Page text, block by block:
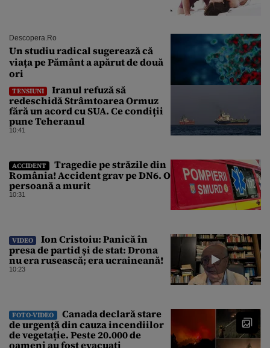
Descopera.ro
Un studiu radical sugerează că
viața pe Pământ a apărut de două
ori
TENSIUNI
Iranul refuză să
redeschidă Strâmtoarea Ormuz
fără un acord cu SUA. Ce condiții
pune Teheranul
10:41
ACCIDENT
Tragedie pe străzile din
România! Accident grav pe DN6. O
persoană a murit
10:31
VIDEO
Ion Cristoiu: Panică în
presa de partid și de stat: Drona
nu era rusească; era ucraineană!
10:23
FOTO-VIDEO
Canada declară stare
de urgență din cauza incendiilor
de vegetație. Peste 20.000 de
oameni au fost evacuați